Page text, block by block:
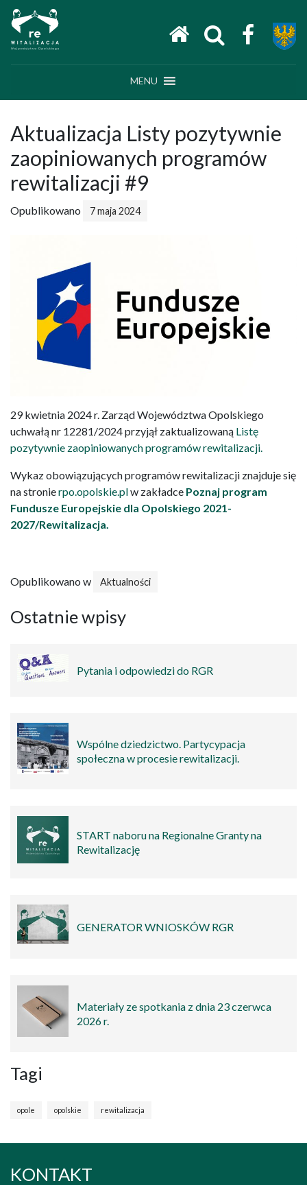
Main Navigation
MENU
Aktualizacja Listy pozytywnie
zaopiniowanych programów
rewitalizacji #9
Opublikowano 7 maja 2024
29 kwietnia 2024 r. Zarząd Województwa Opolskiego
uchwałą nr 12281/2024 przyjął zaktualizowaną Listę
pozytywnie zaopiniowanych programów rewitalizacji.
Wykaz obowiązujących programów rewitalizacji znajduje się
na stronierpo.opolskie.plw zakładce Poznaj program
Fundusze Europejskie dla Opolskiego 2021-
2027/Rewitalizacja.
Opublikowano w Aktualności
Ostatnie wpisy
Pytania i odpowiedzi do RGR
Wspólne dziedzictwo. Partycypacja
społeczna w procesie rewitalizacji.
START naboru na Regionalne Granty na
Rewitalizację
GENERATOR WNIOSKÓW RGR
Materiały ze spotkania z dnia 23 czerwca
2026 r.
Tagi
opole opolskie rewitalizacja
KONTAKT